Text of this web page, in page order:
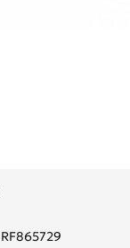
RF865729